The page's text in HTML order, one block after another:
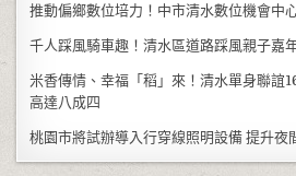
推動偏鄉數位培力！中市清水數位機會中
千人踩風騎車趣！清水區道路踩風親子嘉
米香傳情、幸福「稻」來！清水單身聯誼
高達八成四
桃園市將試辦導入行穿線照明設備 提升夜